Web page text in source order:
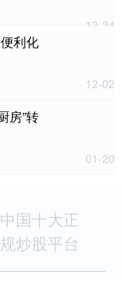
12-24
利化
12-02
房”转
01-20
中国十大正
规炒股平台